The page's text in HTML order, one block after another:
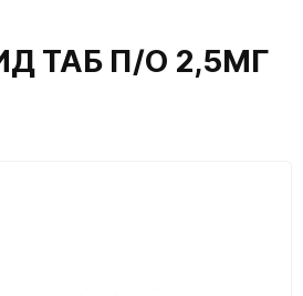
ТАБ П/О 2,5МГ